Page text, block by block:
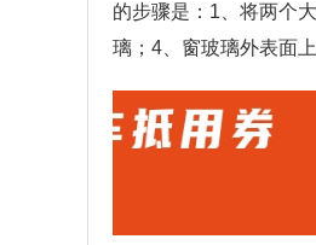
的步骤是：1、将两个
璃；4、窗玻璃外表面